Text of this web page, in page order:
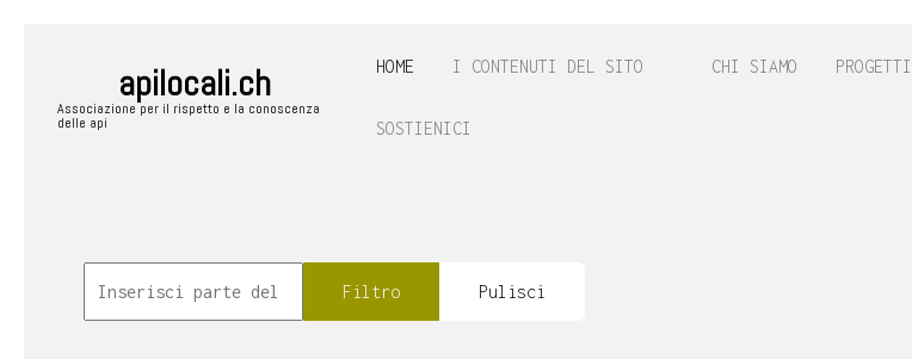
apilocali.ch
Associazione per il rispetto e la conoscenza
delle api
HOME I CONTENUTI DEL SITO CHI SIAMO PROGETTI
SOSTIENICI
Filtro Pulisci